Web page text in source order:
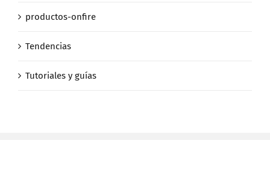
productos-onfire
Tendencias
Tutoriales y guías